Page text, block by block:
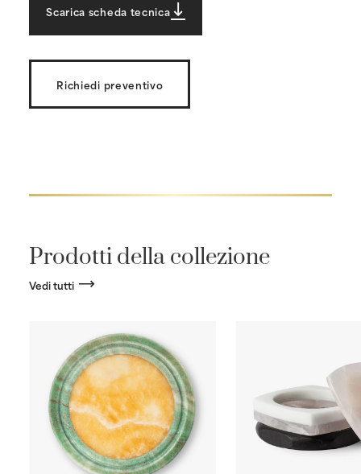
Scarica scheda tecnica
Richiedi preventivo
Prodotti della collezione
Vedi tutti